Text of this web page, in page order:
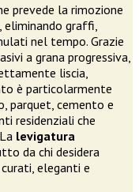
prevede la rimozione
graffi,
nel tempo. Grazie
a grana progressiva,
liscia,
è particolarmente
parquet, cemento e
residenziali che
levigatura
da chi desidera
eleganti e